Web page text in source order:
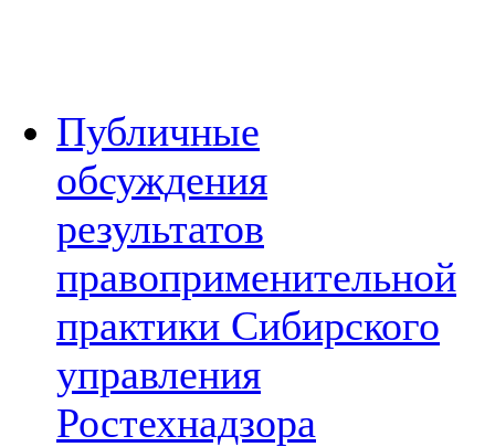
Публичные
обсуждения
результатов
правоприменительной
практики Сибирского
управления
Ростехнадзора